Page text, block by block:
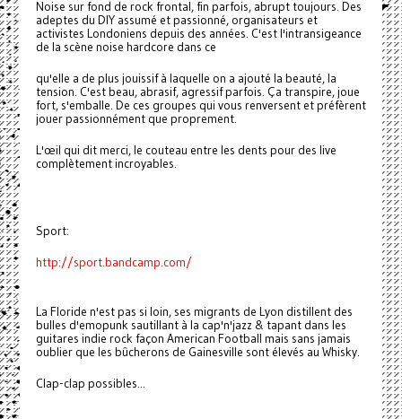
Noise sur fond de rock frontal, fin parfois, abrupt toujours. Des
adeptes du DIY assumé et passionné, organisateurs et
activistes Londoniens depuis des années. C'est l'intransigeance
de la scène noise hardcore dans ce
qu'elle a de plus jouissif à laquelle on a ajouté la beauté, la
tension. C'est beau, abrasif, agressif parfois. Ça transpire, joue
fort, s'emballe. De ces groupes qui vous renversent et préfèrent
jouer passionnément que proprement.
L'œil qui dit merci, le couteau entre les dents pour des live
complètement incroyables.
Sport:
http://sport.bandcamp.com/
La Floride n'est pas si loin, ses migrants de Lyon distillent des
bulles d'emopunk sautillant à la cap'n'jazz & tapant dans les
guitares indie rock façon American Football mais sans jamais
oublier que les bûcherons de Gainesville sont élevés au Whisky.
Clap-clap possibles...